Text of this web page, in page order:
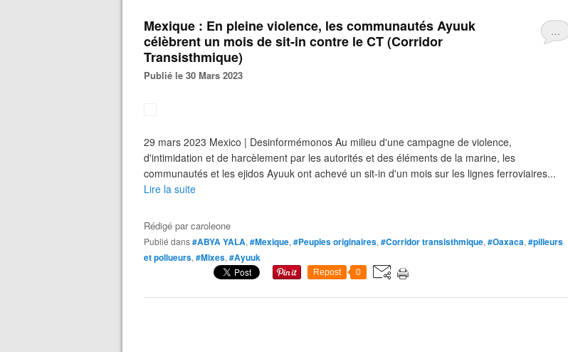
…
Mexique : En pleine violence, les communautés Ayuuk
célèbrent un mois de sit-in contre le CT (Corridor
Transisthmique)
Publié le 30 Mars 2023
29 mars 2023 Mexico | Desinformémonos Au milieu d'une campagne de violence,
d'intimidation et de harcèlement par les autorités et des éléments de la marine, les
communautés et les ejidos Ayuuk ont achevé un sit-in d'un mois sur les lignes ferroviaires...
Lire la suite
Rédigé parcaroleone
Publié dans#ABYA YALA, #Mexique, #Peuples originaires, #Corridor transisthmique, #Oaxaca, #pilleurs
et pollueurs, #Mixes, #Ayuuk
Repost 0